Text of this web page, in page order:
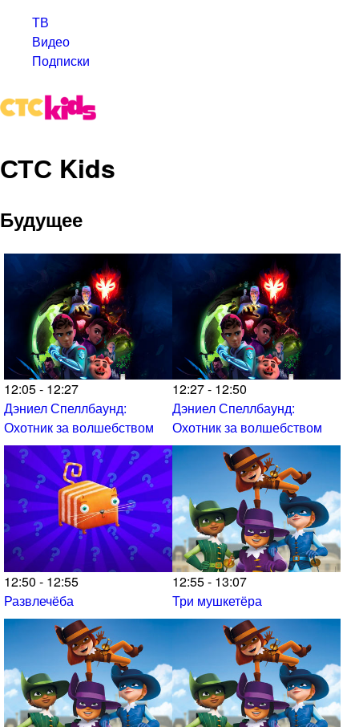
ТВ
Видео
Подписки
СТС Kids
Будущее
12:05 - 12:27
Дэниел Спеллбаунд:
Охотник за волшебством
12:27 - 12:50
Дэниел Спеллбаунд:
Охотник за волшебством
12:50 - 12:55
Развлечёба
12:55 - 13:07
Три мушкетёра